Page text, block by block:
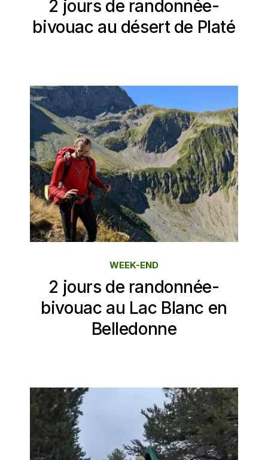
2 jours de randonnée-
bivouac au désert de Platé
2 jours de randonnée-
bivouac au Lac Blanc en
Belledonne
WEEK-END